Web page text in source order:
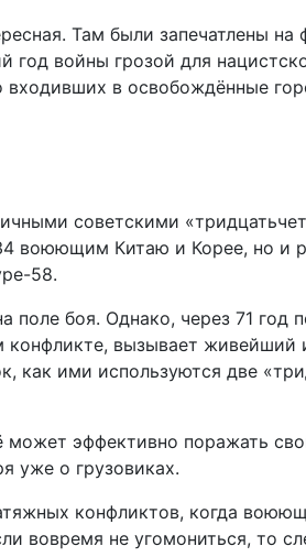
Там были запечатлены
год войны грозой для
в освобождённые
советскими
Китаю и Корее, но и
58.
поле боя. Однако, через 71
вызывает
как ими используются две
эффективно поражать
уже о грузовиках.
конфликтов, когда
вовремя не угомониться, то